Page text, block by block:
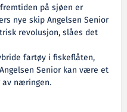
på sjøen er
nye skip Angelsen Senior
revolusjon, slåes det
fartøy i fiskeflåten,
Senior kan være et
næringen.